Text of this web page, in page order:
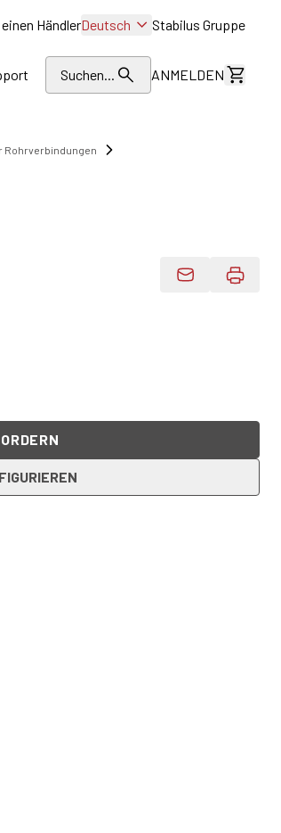
HändlerDeutsch Stabilus Gruppe
Suchen... ANMELDEN
Rohrverbindungen
Produktdaten